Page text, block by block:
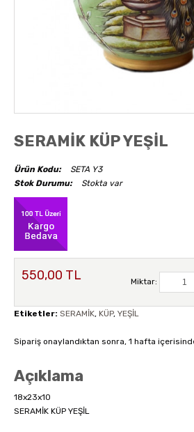
SERAMİK KÜP YEŞİL
Ürün Kodu:
SETA Y3
Stok Durumu:
Stokta var
550,00 TL Miktar:
Etiketler: SERAMİK, KÜP, YEŞİL
Sipariş onaylandıktan sonra, 1 hafta
Açıklama
18x23x10
SERAMİK KÜP YEŞİL